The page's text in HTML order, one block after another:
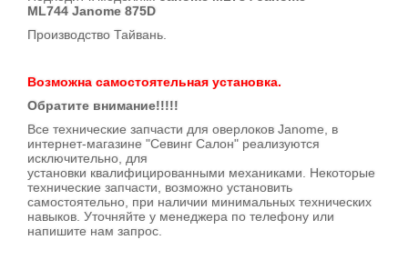
ML744 Janome 875D
Производство Тайвань.
Возможна самостоятельная установка.
Обратите внимание!!!!!
Все технические запчасти для оверлоков Janome, в
интернет-магазине "Севинг Салон" реализуются
исключительно, для
установки квалифицированными механиками. Некоторые
технические запчасти, возможно установить
самостоятельно, при наличии минимальных технических
навыков. Уточняйте у менеджера по телефону или
напишите нам запрос.